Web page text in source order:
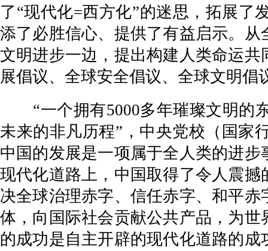
了“现代化=西方化”的迷思，拓展了
添了必胜信心、提供了有益启示。
文明进步一边，提出构建人类命运
展倡议、全球安全倡议、全球文明
“一个拥有5000多年璀璨文明的东
未来的非凡历程”，中央党校（国家
中国的发展是一项属于全人类的进
现代化道路上，中国取得了令人震
决全球治理赤字、信任赤字、和平
体，向国际社会贡献公共产品，为
的成功是自主开辟的现代化道路的